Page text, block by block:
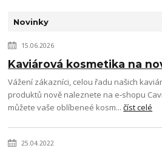
Novinky
15.06.2026
Kaviárová kosmetika na
Vážení zákazníci, celou řadu našich
produktů nově naleznete na e‑shopu
můžete vaše oblíbeneé kosm...číst celé
25.04.2022